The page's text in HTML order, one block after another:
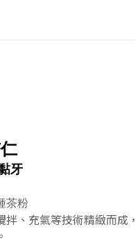
牙
茶粉
拌、充氣等技術精緻而成，